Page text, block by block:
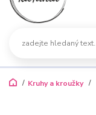
Kruhy a kroužky